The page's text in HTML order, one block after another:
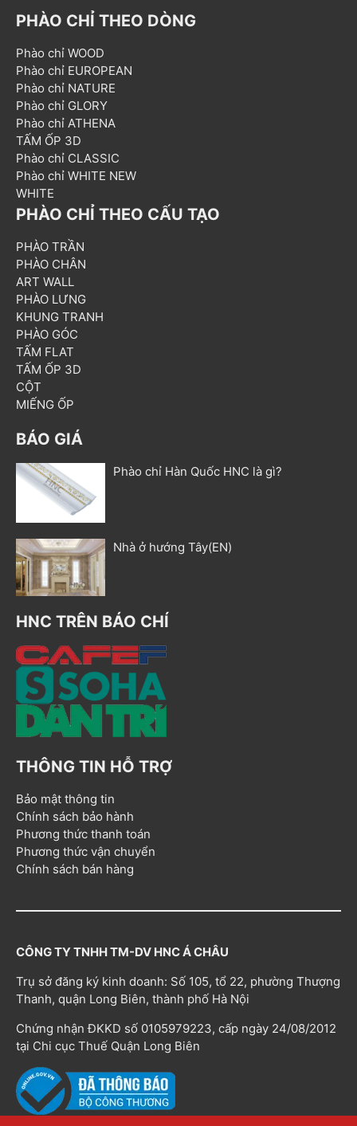
PHÀO CHỈ THEO DÒNG
Phào chỉ WOOD
Phào chỉ EUROPEAN
Phào chỉ NATURE
Phào chỉ GLORY
Phào chỉ ATHENA
TẤM ỐP 3D
Phào chỉ CLASSIC
Phào chỉ WHITE NEW
WHITE
PHÀO CHỈ THEO CẤU TẠO
PHÀO TRẦN
PHÀO CHÂN
ART WALL
PHÀO LƯNG
KHUNG TRANH
PHÀO GÓC
TẤM FLAT
TẤM ỐP 3D
CỘT
MIẾNG ỐP
BÁO GIÁ
Phào chỉ Hàn Quốc HNC là gì?
Nhà ở hướng Tây(EN)
HNC TRÊN BÁO CHÍ
THÔNG TIN HỖ TRỢ
Bảo mật thông tin
Chính sách bảo hành
Phương thức thanh toán
Phương thức vận chuyển
Chính sách bán hàng
CÔNG TY TNHH TM-DV HNC Á CHÂU
Trụ sở đăng ký kinh doanh: Số 105, tổ 22, phường Thượng
Thanh, quận Long Biên, thành phố Hà Nội
Chứng nhận ĐKKD số 0105979223, cấp ngày 24/08/2012
tại Chi cục Thuế Quận Long Biên